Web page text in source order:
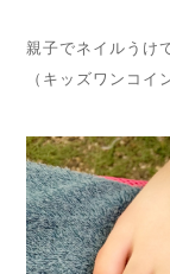
親子でネイルうけ
（キッズワンコイ